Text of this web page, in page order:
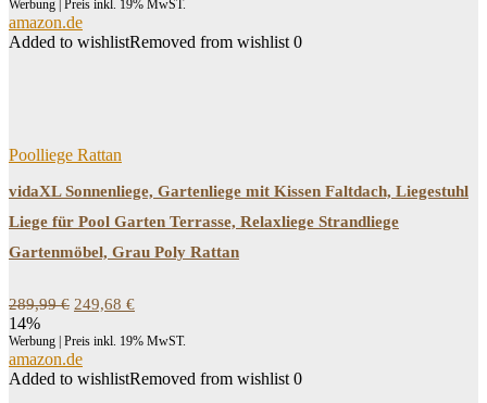
Werbung | Preis inkl. 19% MwST.
amazon.de
Added to wishlistRemoved from wishlist 0
Poolliege Rattan
vidaXL Sonnenliege, Gartenliege mit Kissen Faltdach, Liegestuhl
Liege für Pool Garten Terrasse, Relaxliege Strandliege
Gartenmöbel, Grau Poly Rattan
289,99€ Ursprünglicher
war:
289,99 €
249,68 €
ist:
14%
Werbung | Preis inkl. 19% MwST.
amazon.de
Added to wishlistRemoved from wishlist 0